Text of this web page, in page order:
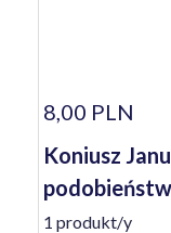
8,00 PLN
Koniusz
1 produkt/y